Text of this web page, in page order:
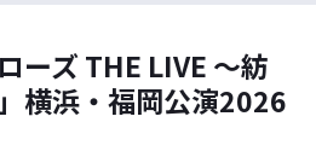
ーズ THE LIVE ～紡
横浜・福岡公演2026